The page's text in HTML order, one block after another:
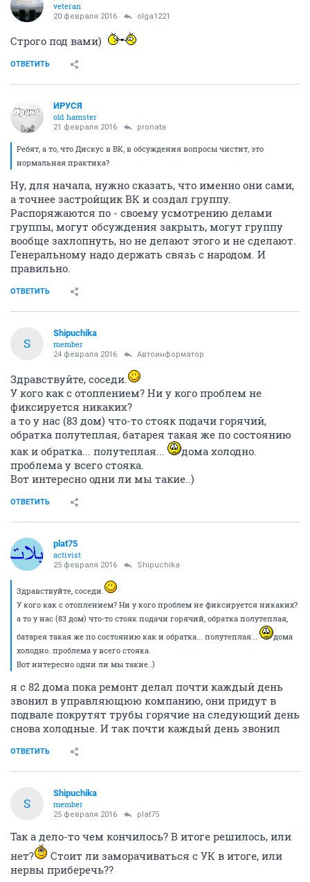
veteran
20 февраля 2016 olga1221
Строго под вами)
ОТВЕТИТЬ
ИРУСЯ
old hamster
21 февраля 2016 pronata
Ребят, а то, что Дискус в ВК, в обсуждения вопросы чистит, это
нормальная практика?
Ну, для начала, нужно сказать, что именно они сами,
а точнее застройщик ВК и создал группу.
Распоряжаются по - своему усмотрению делами
группы, могут обсуждения закрыть, могут группу
вообще захлопнуть, но не делают этого и не сделают.
Генеральному надо держать связь с народом. И
правильно.
ОТВЕТИТЬ
S
Shipuchika
member
24 февраля 2016 Автоинформатор
Здравствуйте, соседи.
У кого как с отоплением? Ни у кого проблем не
фиксируется никаких?
а то у нас (83 дом) что-то стояк подачи горячий,
обратка полутеплая, батарея такая же по состоянию
как и обратка... полутеплая...
дома холодно.
проблема у всего стояка.
Вот интересно одни ли мы такие..)
ОТВЕТИТЬ
plat75
activist
25 февраля 2016 Shipuchika
Здравствуйте, соседи.
У кого как с отоплением? Ни у кого проблем не фиксируется никаких?
а то у нас (83 дом) что-то стояк подачи горячий, обратка полутеплая,
батарея такая же по состоянию как и обратка... полутеплая...
дома
холодно. проблема у всего стояка.
Вот интересно одни ли мы такие..)
я с 82 дома пока ремонт делал почти каждый день
звонил в управляющюю компанию, они придут в
подвале покрутят трубы горячие на следующий день
снова холодные. И так почти каждый день звонил
ОТВЕТИТЬ
S
Shipuchika
member
25 февраля 2016 plat75
Так а дело-то чем кончилось? В итоге решилось, или
нет?
Стоит ли заморачиваться с УК в итоге, или
нервы приберечь??